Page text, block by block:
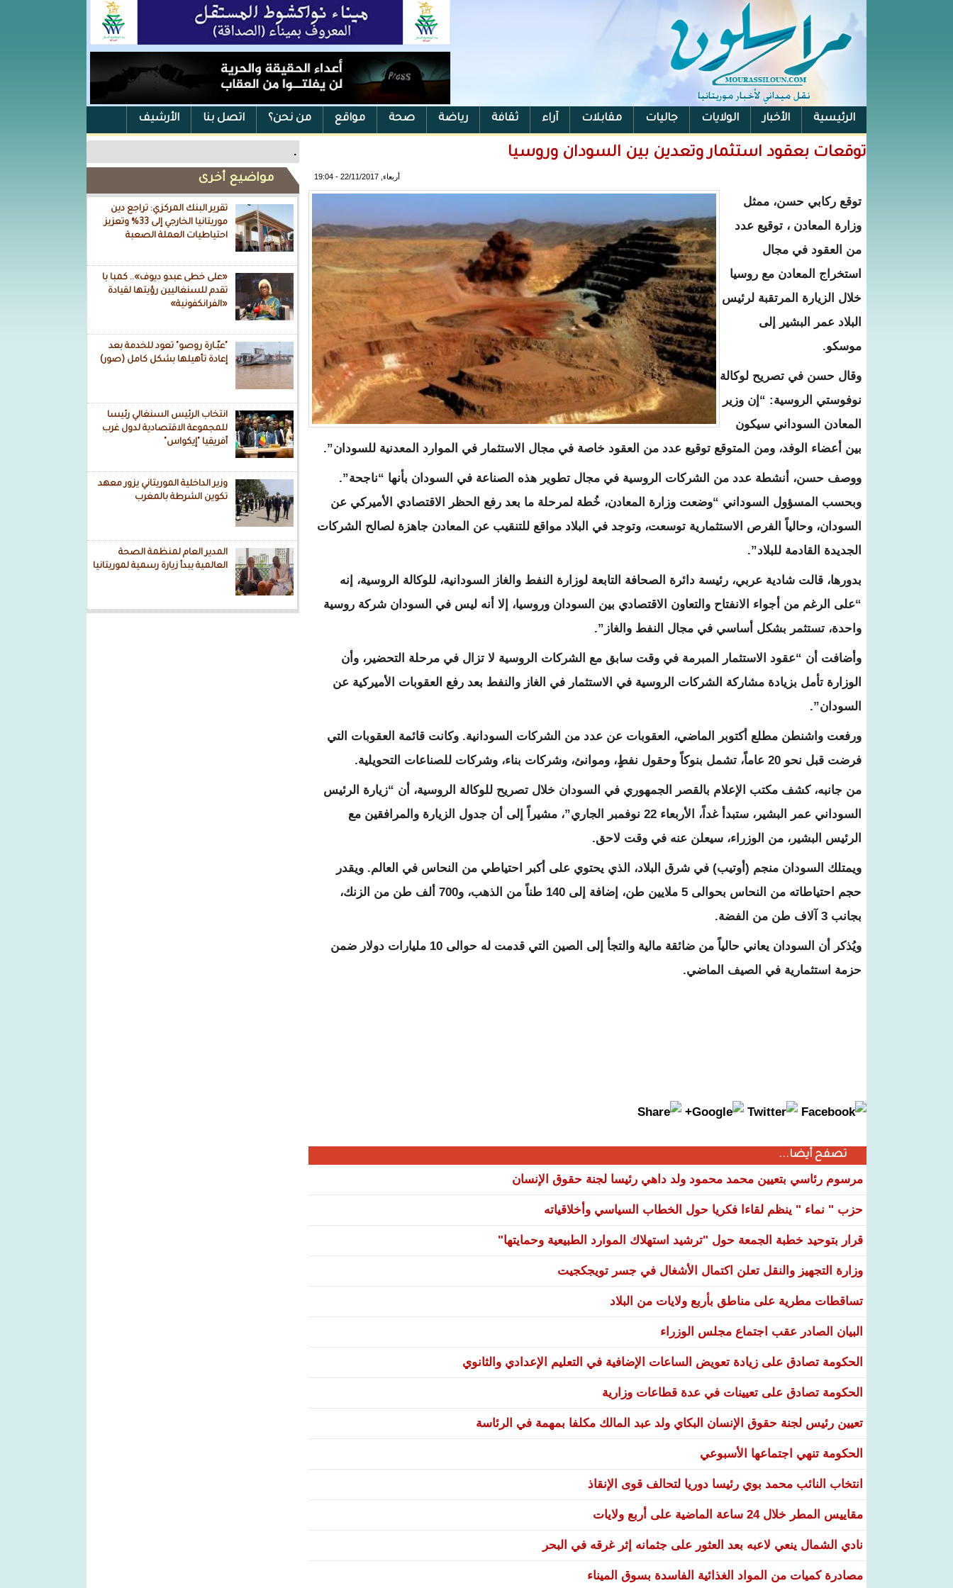
الرئيسية الأخبار الولايات جاليات مقابلات آراء ثقافة رياضة صحة مواقع من نحن؟ اتصل بنا الأرشيف
الفيس بوك .
مواضيع أخرى
تقرير البنك المركزي: تراجع دين
موريتانيا الخارجي إلى 33% وتعزيز
احتياطيات العملة الصعبة
«على خطى عبدو ديوف».. كمبا با
تقدم للسنغاليين رؤيتها لقيادة
«الفرانكفونية»
"عبّـارة روصو" تعود للخدمة بعد
إعادة تأهيلها بشكل كامل (صور)
انتخاب الرئيس السنغالي رئيسا
للمجموعة الاقتصادية لدول غرب
أفريقيا "إيكواس"
وزير الداخلية الموريتاني يزور معهد
تكوين الشرطة بالمغرب
المدير العام لمنظمة الصحة
العالمية يبدأ زيارة رسمية لموريتانيا
توقعات بعقود استثمار وتعدين بين السودان وروسيا
أربعاء, 22/11/2017 - 19:04
توقع ركابي حسن، ممثل
وزارة المعادن ، توقيع عدد
من العقود في مجال
استخراج المعادن مع روسيا
خلال الزيارة المرتقبة لرئيس
البلاد عمر البشير إلى
موسكو.
وقال حسن في تصريح لوكالة
نوفوستي الروسية: “إن وزير
المعادن السوداني سيكون
بين أعضاء الوفد، ومن المتوقع توقيع عدد من العقود خاصة في مجال الاستثمار في الموارد المعدنية للسودان”.
ووصف حسن، أنشطة عدد من الشركات الروسية في مجال تطوير هذه الصناعة في السودان بأنها “ناجحة”.
وبحسب المسؤول السوداني “وضعت وزارة المعادن، خُطة لمرحلة ما بعد رفع الحظر الاقتصادي الأميركي عن
السودان، وحالياً الفرص الاستثمارية توسعت، وتوجد في البلاد مواقع للتنقيب عن المعادن جاهزة لصالح الشركات
الجديدة القادمة للبلاد”.
بدورها، قالت شادية عربي، رئيسة دائرة الصحافة التابعة لوزارة النفط والغاز السودانية، للوكالة الروسية، إنه
“على الرغم من أجواء الانفتاح والتعاون الاقتصادي بين السودان وروسيا، إلا أنه ليس في السودان شركة روسية
واحدة، تستثمر بشكل أساسي في مجال النفط والغاز”.
وأضافت أن “عقود الاستثمار المبرمة في وقت سابق مع الشركات الروسية لا تزال في مرحلة التحضير، وأن
الوزارة تأمل بزيادة مشاركة الشركات الروسية في الاستثمار في الغاز والنفط بعد رفع العقوبات الأميركية عن
السودان”.
ورفعت واشنطن مطلع أكتوبر الماضي، العقوبات عن عدد من الشركات السودانية. وكانت قائمة العقوبات التي
فرضت قبل نحو 20 عاماً، تشمل بنوكاً وحقول نفطٍ، وموانئ، وشركات بناء، وشركات للصناعات التحويلية.
من جانبه، كشف مكتب الإعلام بالقصر الجمهوري في السودان خلال تصريح للوكالة الروسية، أن “زيارة الرئيس
السوداني عمر البشير، ستبدأ غداً، الأربعاء 22 نوفمبر الجاري”، مشيراً إلى أن جدول الزيارة والمرافقين مع
الرئيس البشير، من الوزراء، سيعلن عنه في وقت لاحق.
ويمتلك السودان منجم (أوتيب) في شرق البلاد، الذي يحتوي على أكبر احتياطي من النحاس في العالم. ويقدر
حجم احتياطاته من النحاس بحوالى 5 ملايين طن، إضافة إلى 140 طناً من الذهب، و700 ألف طن من الزنك،
بجانب 3 آلاف طن من الفضة.
ويُذكر أن السودان يعاني حالياً من ضائقة مالية والتجأ إلى الصين التي قدمت له حوالى 10 مليارات دولار ضمن
حزمة استثمارية في الصيف الماضي.
تصفح أيضا...
مرسوم رئاسي بتعيين محمد محمود ولد داهي رئيسا لجنة حقوق الإنسان
حزب " نماء " ينظم لقاءا فكريا حول الخطاب السياسي وأخلاقياته
قرار بتوحيد خطبة الجمعة حول "ترشيد استهلاك الموارد الطبيعية وحمايتها"
وزارة التجهيز والنقل تعلن اكتمال الأشغال في جسر تويجكجيت
تساقطات مطرية على مناطق بأربع ولايات من البلاد
البيان الصادر عقب اجتماع مجلس الوزراء
الحكومة تصادق على زيادة تعويض الساعات الإضافية في التعليم الإعدادي والثانوي
الحكومة تصادق على تعيينات في عدة قطاعات وزارية
تعيين رئيس لجنة حقوق الإنسان البكاي ولد عبد المالك مكلفا بمهمة في الرئاسة
الحكومة تنهي اجتماعها الأسبوعي
انتخاب النائب محمد بوي رئيسا دوريا لتحالف قوى الإنقاذ
مقاييس المطر خلال 24 ساعة الماضية على أربع ولايات
نادي الشمال ينعي لاعبه بعد العثور على جثمانه إثر غرقه في البحر
مصادرة كميات من المواد الغذائية الفاسدة بسوق الميناء